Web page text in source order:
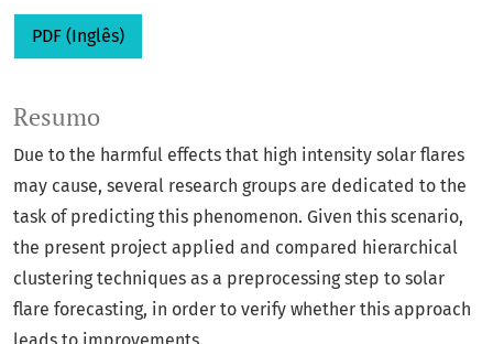
PDF (Inglês)
Resumo
Due to the harmful effects that high intensity solar flares
may cause, several research groups are dedicated to the
task of predicting this phenomenon. Given this scenario,
the present project applied and compared hierarchical
clustering techniques as a preprocessing step to solar
flare forecasting, in order to verify whether this approach